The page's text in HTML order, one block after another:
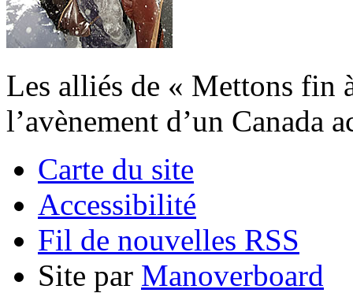
Les alliés de « Mettons fin
l’avènement d’un Canada
Carte du site
Accessibilité
Fil de nouvelles RSS
Site par Manoverboard